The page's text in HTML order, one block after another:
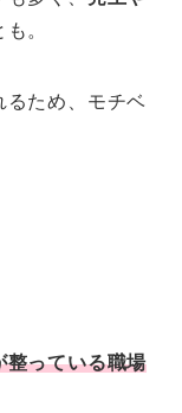
も。
ため、モチベ
整っている職場